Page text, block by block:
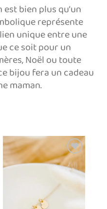
bien plus qu’un
représente
unique entre une
ce soit pour un
Noël ou toute
bijou fera un cadeau
maman.
Ajouter
à la liste
d’envies